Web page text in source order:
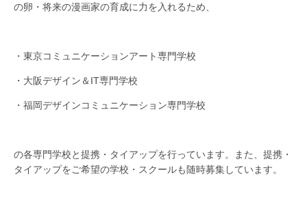
の卵・将来の漫画家の育成に力を入れるため、
・東京コミュニケーションアート専門学校
・大阪デザイン＆IT専門学校
・福岡デザインコミュニケーション専門学校
の各専門学校と提携・タイアップを行っています。また、提携・
タイアップをご希望の学校・スクールも随時募集しています。